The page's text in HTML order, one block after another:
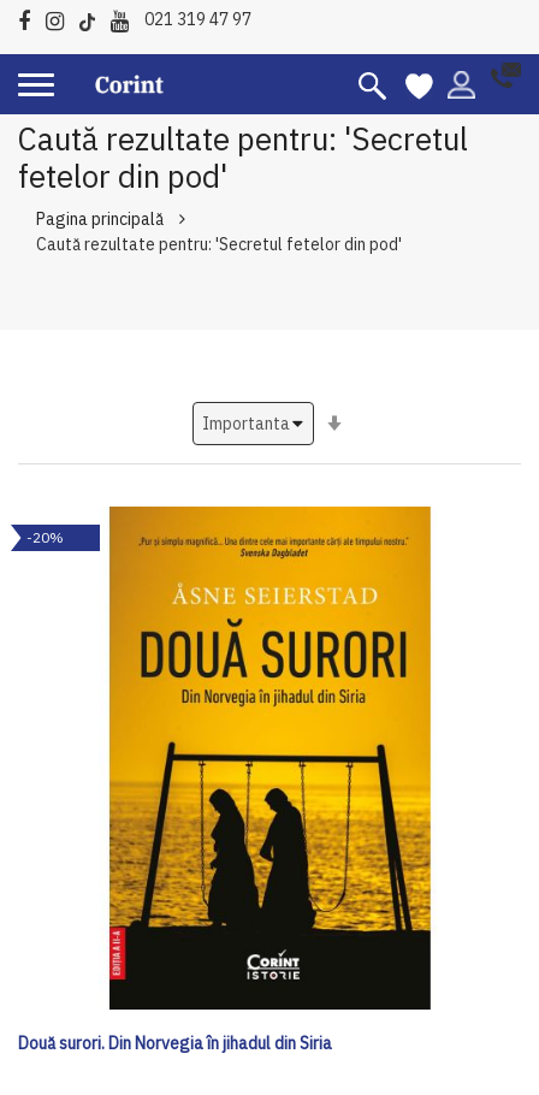
021 319 47 97
Caută rezultate pentru: 'Secretul
fetelor din pod'
Pagina principală
Caută rezultate pentru: 'Secretul fetelor din pod'
-20%
Două surori. Din Norvegia în jihadul din Siria